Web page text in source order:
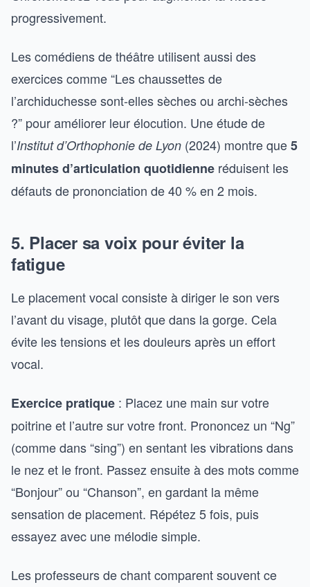
progressivement.
Les comédiens de théâtre utilisent aussi des
exercices comme “Les chaussettes de
l’archiduchesse sont-elles sèches ou archi-sèches
?” pour améliorer leur élocution. Une étude de
l’Institut d’Orthophonie de Lyon (2024) montre que5
minutes d’articulation quotidienne réduisent les
défauts de prononciation de 40 % en 2 mois.
5. Placer sa voix pour éviter la
fatigue
Le placement vocal consiste à diriger le son vers
l’avant du visage, plutôt que dans la gorge. Cela
évite les tensions et les douleurs après un effort
vocal.
Exercice pratique : Placez une main sur votre
poitrine et l’autre sur votre front. Prononcez un “Ng”
(comme dans “sing”) en sentant les vibrations dans
le nez et le front. Passez ensuite à des mots comme
“Bonjour” ou “Chanson”, en gardant la même
sensation de placement. Répétez 5 fois, puis
essayez avec une mélodie simple.
Les professeurs de chant comparent souvent ce